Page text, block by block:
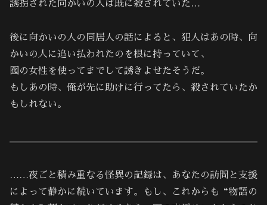
誘拐された向かいの人は既に殺されていた…
後に向かいの人の同居人の話によると、犯人はあの時、向
かいの人に追い払われたのを根に持っていて、
囮の女性を使ってまでして誘きよせたそうだ。
もしあの時、俺が先に助けに行ってたら、殺されていたか
もしれない。
……夜ごと積み重なる怪異の記録は、あなたの訪問と支援
によって静かに続いています。もし、これからも“物語の